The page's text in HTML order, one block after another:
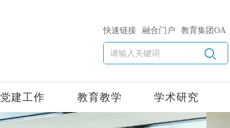
快速链接 融合门户 教育集团OA
党建工作 教育教学 学术研究